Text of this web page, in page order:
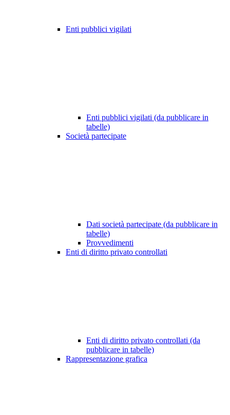
Enti pubblici vigilati
Enti pubblici vigilati (da pubblicare in
tabelle)
Società partecipate
Dati società partecipate (da pubblicare in
tabelle)
Provvedimenti
Enti di diritto privato controllati
Enti di diritto privato controllati (da
pubblicare in tabelle)
Rappresentazione grafica